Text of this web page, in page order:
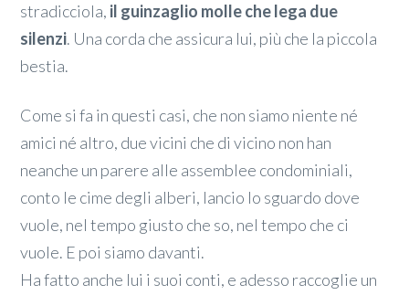
stradicciola, il guinzaglio molle che lega due
silenzi. Una corda che assicura lui, più che la piccola
bestia.
Come si fa in questi casi, che non siamo niente né
amici né altro, due vicini che di vicino non han
neanche un parere alle assemblee condominiali,
conto le cime degli alberi, lancio lo sguardo dove
vuole, nel tempo giusto che so, nel tempo che ci
vuole. E poi siamo davanti.
Ha fatto anche lui i suoi conti, e adesso raccoglie un